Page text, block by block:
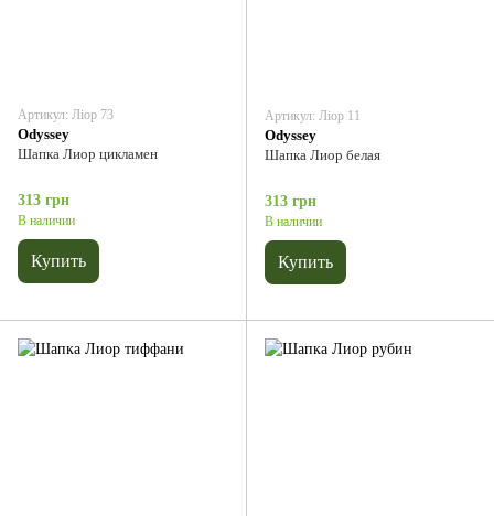
Артикул: Ліор 73
Odyssey
Шапка Лиор цикламен
313 грн
В наличии
Купить
Артикул: Ліор 11
Odyssey
Шапка Лиор белая
313 грн
В наличии
Купить